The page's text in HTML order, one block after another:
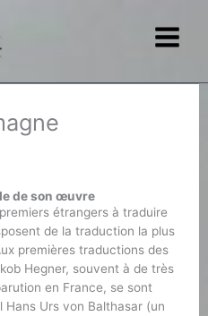
de son œuvre
étrangers à traduire
de la traduction la plus
premières traductions des
Hegner, souvent à de très
en France, se sont
Urs von Balthasar (un